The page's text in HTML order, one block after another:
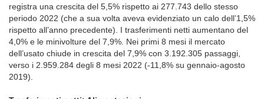
registra una crescita del 5,5% rispetto ai 277.743 dello stesso
periodo 2022 (che a sua volta aveva evidenziato un calo dell’1,5%
rispetto all’anno precedente). I trasferimenti netti aumentano del
4,0% e le minivolture del 7,9%. Nei primi 8 mesi il mercato
dell’usato chiude in crescita del 7,9% con 3.192.305 passaggi,
verso i 2.959.284 degli 8 mesi 2022 (-11,8% su gennaio-agosto
2019).